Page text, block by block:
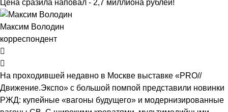
Цена сразила наповал - 2,7 миллиона рублей!
Максим Володин
корреспондент
На проходившей недавно в Мос­кве выставке «PRO//
Движение.Экспо» с большой помпой представили новинки
РЖД: купейные «вагоны будущего» и модернизированные